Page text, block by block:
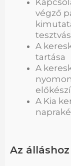
végző
A
tartása
A
A Kia
Az